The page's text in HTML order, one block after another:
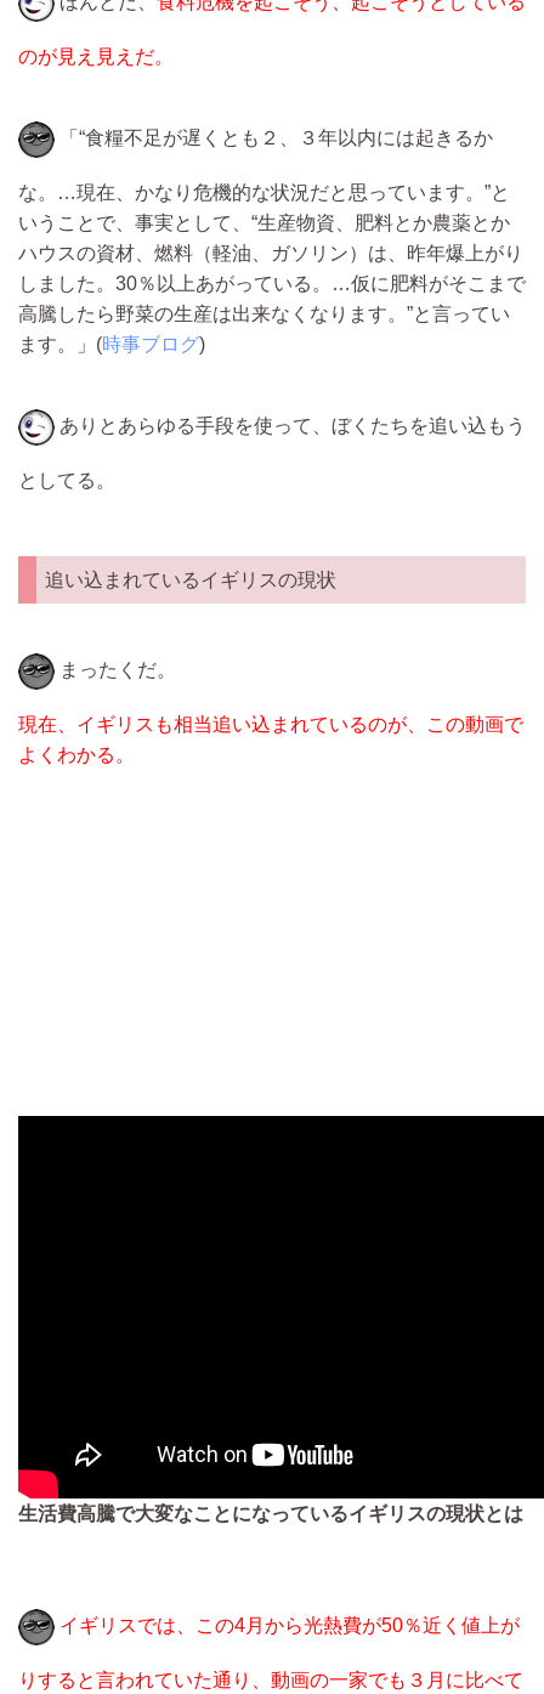
のが見え見えだ。
「“食糧不足が遅くとも２、３年以内には起きるか
な。…現在、かなり危機的な状況だと思っています。”と
いうことで、事実として、“生産物資、肥料とか農薬とか
ハウスの資材、燃料（軽油、ガソリン）は、昨年爆上がり
しました。30％以上あがっている。…仮に肥料がそこまで
高騰したら野菜の生産は出来なくなります。”と言ってい
ます。」(時事ブログ)
ありとあらゆる手段を使って、ぼくたちを追い込もう
としてる。
追い込まれているイギリスの現状
まったくだ。
現在、イギリスも相当追い込まれているのが、この動画で
よくわかる。
生活費高騰で大変なことになっているイギリスの現状とは
イギリスでは、この4月から光熱費が50％近く値上が
りすると言われていた通り、動画の一家でも３月に比べて